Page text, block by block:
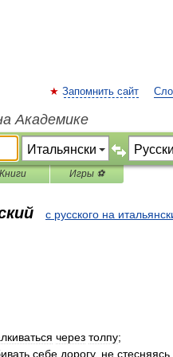
Запомнить сайт
Академике
Книги Игры ⚽
с русского на
через толпу;
себе дорогу, не стесняясь